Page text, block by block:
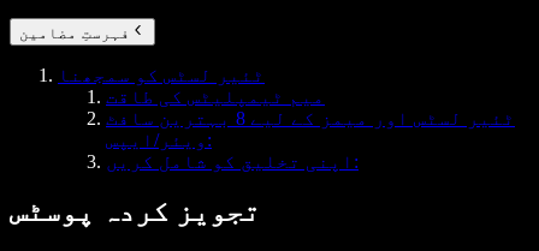
فہرستِ مضامین
ٹئیر لسٹس کو سمجھنا
میم ٹیمپلیٹس کی طاقت
ٹئیر لسٹس اور میمز کے لیے 8 بہترین سافٹ
ویئر/ایپس:
اپنی تخلیق کو شامل کریں:
تجویز کردہ پوسٹس